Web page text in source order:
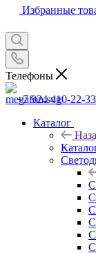
Избранные
Телефоны
+7 924 410-22-33
Каталог